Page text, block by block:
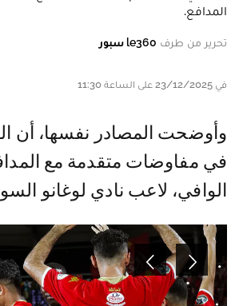
المدافع.
تحرير من طرف le360 سبور
في 23/12/2025 على الساعة 11:30
وأوضحت المصادر نفسها، أن النادي الأحمر
في مفاوضات متقدمة مع
الوافي، لاعب نادي لوغانو